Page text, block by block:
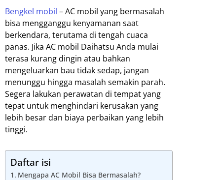
Bengkel mobil – AC mobil yang bermasalah
bisa mengganggu kenyamanan saat
berkendara, terutama di tengah cuaca
panas. Jika AC mobil Daihatsu Anda mulai
terasa kurang dingin atau bahkan
mengeluarkan bau tidak sedap, jangan
menunggu hingga masalah semakin parah.
Segera lakukan perawatan di tempat yang
tepat untuk menghindari kerusakan yang
lebih besar dan biaya perbaikan yang lebih
tinggi.
Daftar isi
Mengapa AC Mobil Bisa Bermasalah?